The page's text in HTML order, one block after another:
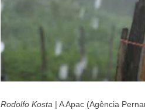
Rodolfo Kosta| A Apac (Agência